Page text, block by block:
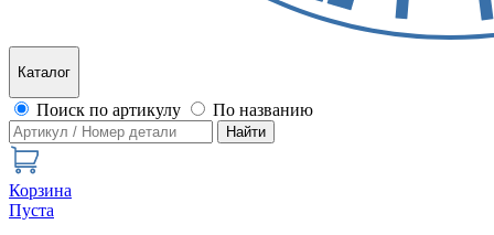
Каталог
Поиск по артикулу По названию
Найти
Корзина
Пуста